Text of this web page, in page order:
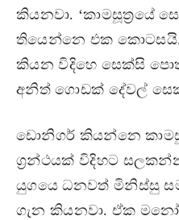
කියනවා. ‘කාමසූත්‍රයේ
තියෙන්නෙ එක කොටසයි.
කියන විදිහෙ සෙක්සි
අනිත් ගොඩක් දේවල්
ඩොනිගර් කියන්නෙ
ග්‍රන්ථයක් විදිහට
යුගයෙ ධනවත් මිනිස්සු
ගැන කියනවා. ඒක මනෝ